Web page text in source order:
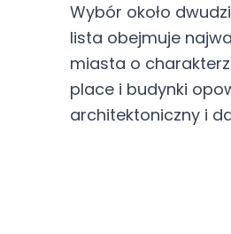
Wybór około
lista obejmuje
miasta o
place i budynki
architektoniczny i